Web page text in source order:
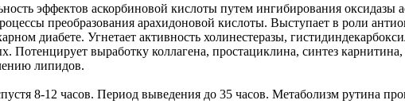
эффектов аскорбиновой кислоты путем ингибирования оксидазы
преобразования арахидоновой кислоты. Выступает в роли
диабете. Угнетает активность холинестеразы,
Потенцирует выработку коллагена, простациклина, синтез
липидов.
8-12 часов. Период выведения до 35 часов. Метаболизм рутина